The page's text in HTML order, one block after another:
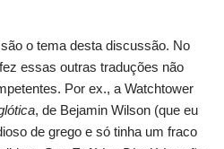
o tema desta discussão. No
essas outras traduções não
Por ex., a Watchtower
, de Bejamin Wilson (que eu
de grego e só tinha um fraco